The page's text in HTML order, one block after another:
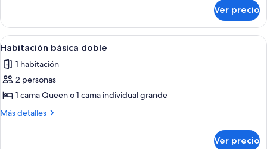
doble
económica
Ver precio
Abrir
todas
las
fotos
de
Habitación
Una habitación pequeña y funcional
1
Habitación básica doble
1 habitación
2 personas
1 cama Queen o 1 cama individual grande
Más detalles
Más
Ver precio